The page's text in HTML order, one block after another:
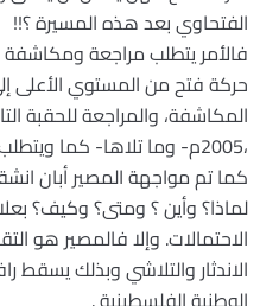
الفتحاوي بعد هذه المسيرة ؟!!
فالأمر يتطلب مراجعة
حركة فتح من المستوي الأعلى
،2005م- وما تلاها- كما
كما تم مواجهة المصير أبان انشقاق 1983م
لماذا؟ وأين ؟ ومتى؟ وكيف؟
الاحتمالات. وإلا فالمصير هو
الاندثار والتلاشي وبذلك يسقط